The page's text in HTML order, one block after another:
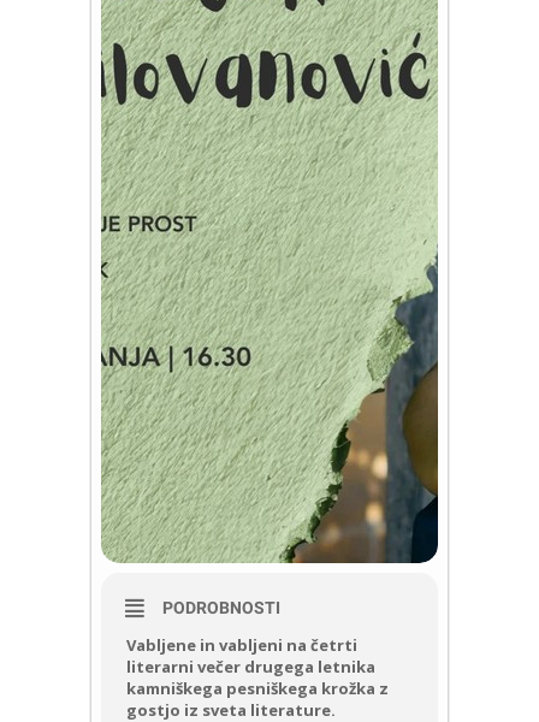
PODROBNOSTI
Vabljene in vabljeni na četrti
literarni večer drugega letnika
kamniškega pesniškega krožka z
gostjo iz sveta literature.